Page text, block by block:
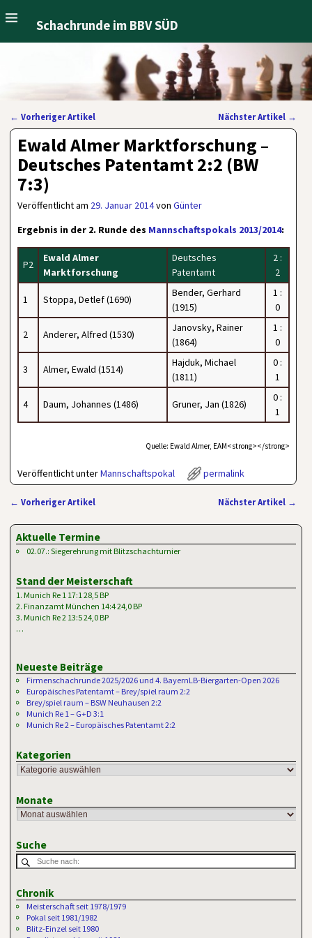
Schachrunde im BBV SÜD
Artikelnavigation
← Vorheriger Artikel Nächster Artikel →
Ewald Almer Marktforschung –
Deutsches Patentamt 2:2 (BW
7:3)
Veröffentlicht am 29. Januar 2014vonGünter
Ergebnis in der 2. Runde des Mannschaftspokals 2013/2014:
P2
Ewald Almer
Marktforschung
Deutsches
Patentamt
2 :
2
1 Stoppa, Detlef (1690)
Bender, Gerhard
(1915)
1 :
0
2 Anderer, Alfred (1530)
Janovsky, Rainer
(1864)
1 :
0
3 Almer, Ewald (1514)
Hajduk, Michael
(1811)
0 :
1
4 Daum, Johannes (1486) Gruner, Jan (1826)
0 :
1
Quelle: Ewald Almer, EAM<strong></strong>
Veröffentlicht unterMannschaftspokal permalink
← Vorheriger Artikel Nächster Artikel →
Aktuelle Termine
02.07.: Siegerehrung mit Blitzschachturnier
Stand der Meisterschaft
1. Munich Re 1 17:1 28,5 BP
2. Finanzamt München 14:4 24,0 BP
3. Munich Re 2 13:5 24,0 BP
…
Neueste Beiträge
Firmenschachrunde 2025/2026 und 4. BayernLB-Biergarten-Open 2026
Europäisches Patentamt – Brey/spiel raum 2:2
Brey/spiel raum – BSW Neuhausen 2:2
Munich Re 1 – G+D 3:1
Munich Re 2 – Europäisches Patentamt 2:2
Kategorien
Monate
Suche
Chronik
Meisterschaft seit 1978/1979
Pokal seit 1981/1982
Blitz-Einzel seit 1980